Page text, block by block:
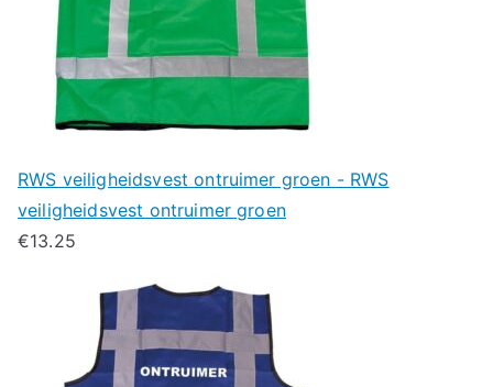
RWS veiligheidsvest ontruimer groen - RWS
veiligheidsvest ontruimer groen
€13.25